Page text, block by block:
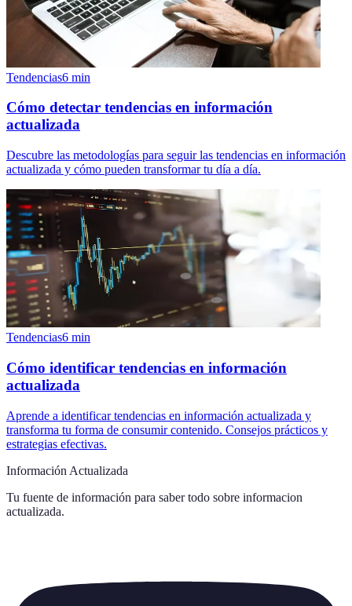
Tendencias6 min
Cómo detectar tendencias en información
actualizada
Descubre las metodologías para seguir las tendencias en información
actualizada y cómo pueden transformar tu día a día.
Tendencias6 min
Cómo identificar tendencias en información
actualizada
Aprende a identificar tendencias en información actualizada y
transforma tu forma de consumir contenido. Consejos prácticos y
estrategias efectivas.
Información Actualizada
Tu fuente de información para saber todo sobre informacion
actualizada.